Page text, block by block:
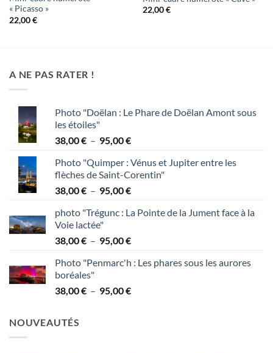
« Picasso »
22,00€
22,00€
A NE PAS RATER !
Photo "Doëlan : Le Phare de Doëlan Amont sous
les étoiles"
38,00€ – 95,00€Plage
prix :
38,00 €
à
Photo "Quimper : Vénus et Jupiter entre les
flèches de Saint-Corentin"
38,00€ – 95,00€Plage
prix :
à
photo "Trégunc : La Pointe de la Jument face à la
Voie lactée"
38,00€ – 95,00€Plage
prix :
à
Photo "Penmarc'h : Les phares sous les aurores
boréales"
38,00€ – 95,00€Plage
NOUVEAUTÉS